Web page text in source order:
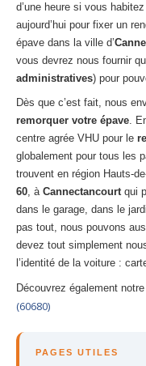
d’une heure si vous
aujourd’hui pour fixer un
épave dans la ville d’
vous devrez nous fournir
administratives) pour
Dès que c’est fait, nous
remorquer votre épave.
centre agrée VHU pour le
globalement pour tous les
trouvent en région Hauts-
60, à Cannectancourtqui
dans le garage, dans le
pas tout, nous pouvons
devez tout simplement
l’identité de la voiture :
Découvrez également notre
(60680)
PAGES UTILES